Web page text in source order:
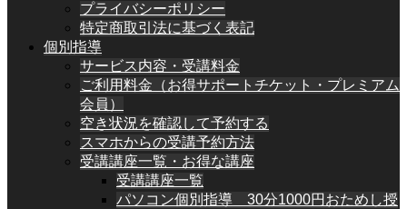
プライバシーポリシー
特定商取引法に基づく表記
個別指導
サービス内容・受講料金
ご利用料金（お得サポートチケット・プレミアム
会員）
空き状況を確認して予約する
スマホからの受講予約方法
受講講座一覧・お得な講座
受講講座一覧
パソコン個別指導 30分1000円おためし授